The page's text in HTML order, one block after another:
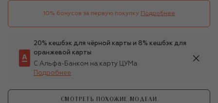
10% бонусов за первую покупку Подробнее
20% кешбэк для чёрной карты и 8% кешбэк для
оранжевой карты
С Альфа-Банком на карту ЦУМа
Подробнее
СМОТРЕТЬ ПОХОЖИЕ МОДЕЛИ